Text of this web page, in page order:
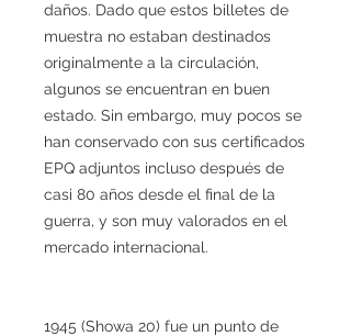
daños. Dado que estos billetes de
muestra no estaban destinados
originalmente a la circulación,
algunos se encuentran en buen
estado. Sin embargo, muy pocos se
han conservado con sus certificados
EPQ adjuntos incluso después de
casi 80 años desde el final de la
guerra, y son muy valorados en el
mercado internacional.
1945 (Showa 20) fue un punto de